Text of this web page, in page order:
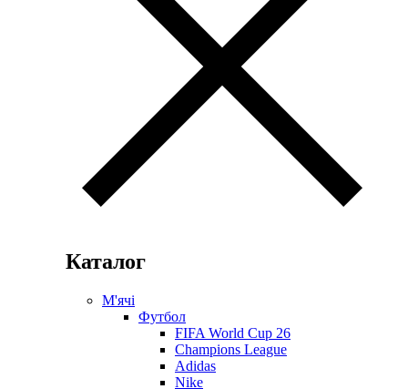
Каталог
М'ячі
Футбол
FIFA World Cup 26
Champions League
Adidas
Nike